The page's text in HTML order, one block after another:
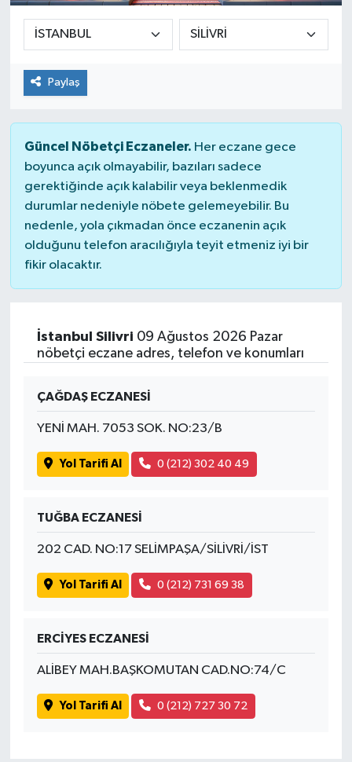
Paylaş
Güncel Nöbetçi Eczaneler. Her eczane gece
boyunca açık olmayabilir, bazıları sadece
gerektiğinde açık kalabilir veya beklenmedik
durumlar nedeniyle nöbete gelemeyebilir. Bu
nedenle, yola çıkmadan önce eczanenin açık
olduğunu telefon aracılığıyla teyit etmeniz iyi bir
fikir olacaktır.
İstanbul Silivri 09 Ağustos 2026 Pazar
nöbetçi eczane adres, telefon ve konumları
ÇAĞDAŞ ECZANESİ
YENİ MAH. 7053 SOK. NO:23/B
Yol Tarifi Al 0 (212) 302 40 49
TUĞBA ECZANESİ
202 CAD. NO:17 SELİMPAŞA/SİLİVRİ/İST
Yol Tarifi Al 0 (212) 731 69 38
ERCİYES ECZANESİ
ALİBEY MAH.BAŞKOMUTAN CAD.NO:74/C
Yol Tarifi Al 0 (212) 727 30 72